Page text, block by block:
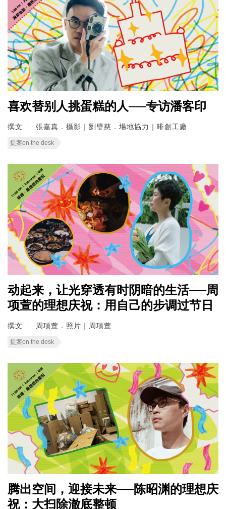
喜欢替别人挑蛋糕的人──专访潘客印
撰文 張嘉真．攝影｜劉璧慈．場地協力｜啡創工廠
提案on the desk
动起来，让光穿透有时阴暗的生活──周
项萱的理想庆祝：用自己的步调过节日
撰文 周項萱．照片｜周項萱
提案on the desk
腾出空间，迎接未来──陈昭渊的理想庆
祝：大扫除澈底整顿